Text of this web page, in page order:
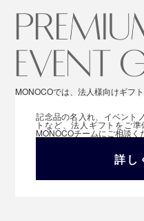
MONOCOでは、法人様向けギフ
記念品の名入れ、イベント
トなど、法人ギフトをご
MONOCOチームにご相談く
詳し